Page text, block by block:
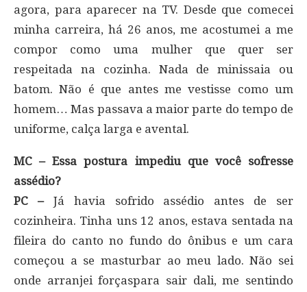
agora, para aparecer na TV. Desde que comecei
minha carreira, há 26 anos, me acostumei a me
compor como uma mulher que quer ser
respeitada na cozinha. Nada de minissaia ou
batom. Não é que antes me vestisse como um
homem… Mas passava a maior parte do tempo de
uniforme, calça larga e avental.
MC – Essa postura impediu que você sofresse
assédio?
PC –Já havia sofrido assédio antes de ser
cozinheira. Tinha uns 12 anos, estava sentada na
fileira do canto no fundo do ônibus e um cara
começou a se masturbar ao meu lado. Não sei
onde arranjei forçaspara sair dali, me sentindo